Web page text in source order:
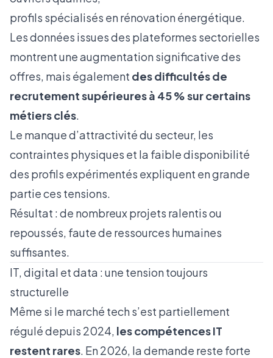
profils spécialisés en rénovation énergétique.
Les données issues des plateformes sectorielles
montrent une augmentation significative des
offres, mais également des difficultés de
recrutement supérieures à 45 % sur certains
métiers clés.
Le manque d’attractivité du secteur, les
contraintes physiques et la faible disponibilité
des profils expérimentés expliquent en grande
partie ces tensions.
Résultat : de nombreux projets ralentis ou
repoussés, faute de ressources humaines
suffisantes.
IT, digital et data : une tension toujours
structurelle
Même si le marché tech s’est partiellement
régulé depuis 2024, les compétences IT
restent rares. En 2026, la demande reste forte